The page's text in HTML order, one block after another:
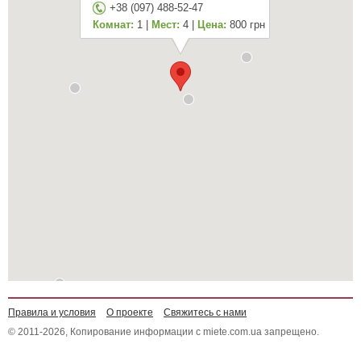
+38 (097) 488-52-47
Комнат: 1 |Мест: 4 |Цена: 800 грн
Правила и условия О проекте
Свяжитесь с нами
© 2011-2026, Копирование информации с miete.com.ua запрещено.